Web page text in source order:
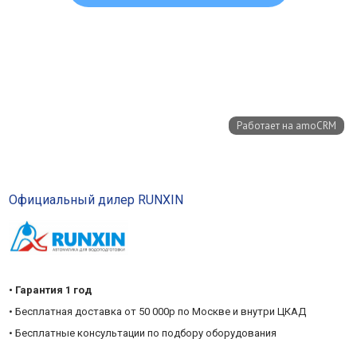
Официальный дилер RUNXIN
• Гарантия 1 год
• Бесплатная доставка от 50 000р по Москве и внутри ЦКАД
• Бесплатные консультации по подбору оборудования